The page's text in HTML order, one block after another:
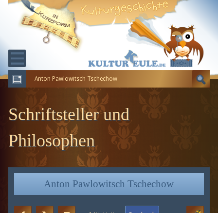
KULTURGESCHICHTE
ERDGESCHICHTE
EVOLUTION
Anton Pawlowitsch Tschechow
Schriftsteller und
Philosophen
Anton Pawlowitsch Tschechow